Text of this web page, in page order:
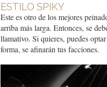
ESTILO SPIKY
Este es otro de los mejores
arriba más larga. Entonces, se
llamativo. Si quieres, puedes
forma, se afinarán tus facciones.